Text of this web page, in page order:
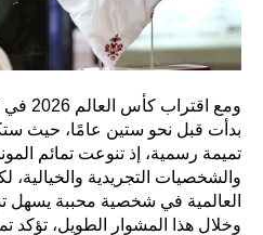
ومع
بدأت قبل نحو ستين عامًا، حيث
تميمة رسمية، إذ تنوعت تمائم
والشخصيات التجريدية
العالمية في شخصية محببة يسهل
وخلال هذا المشوار الطويل، تؤكد